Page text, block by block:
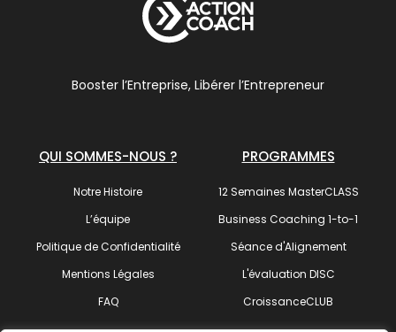
Booster l’Entreprise, Libérer l’Entrepreneur
QUI SOMMES-NOUS ?
Notre Histoire
L’équipe
Politique de Confidentialité
Mentions Légales
FAQ
PROGRAMMES
12 Semaines MasterCLASS
Business Coaching 1-to-1
Séance d'Alignement
L'évaluation DISC
CroissanceCLUB